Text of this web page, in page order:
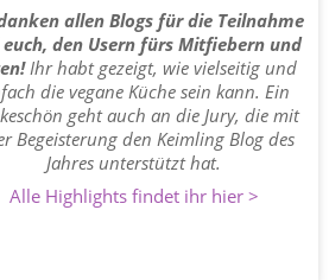
allen Blogs für die Teilnahme
den Usern fürs Mitfiebern und
Ihr habt gezeigt, wie vielseitig und
die vegane Küche sein kann. Ein
geht auch an die Jury, die mit
Begeisterung den Keimling Blog des
Jahres unterstützt hat.
Alle Highlights findet ihr hier >